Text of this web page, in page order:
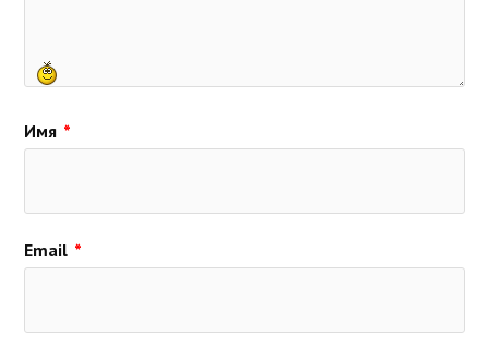
Имя *
Email *